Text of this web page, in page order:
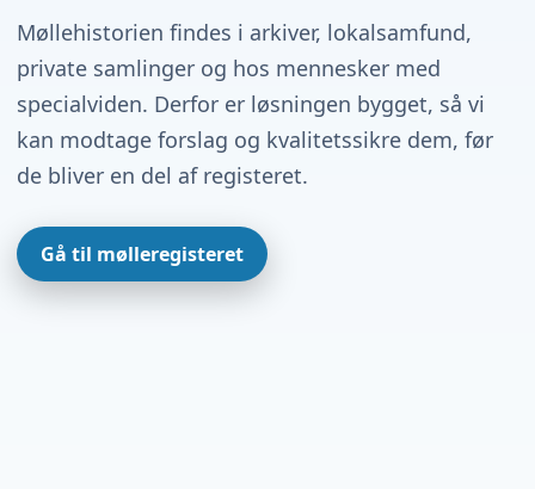
Møllehistorien findes i arkiver, lokalsamfund,
private samlinger og hos mennesker med
specialviden. Derfor er løsningen bygget, så vi
kan modtage forslag og kvalitetssikre dem, før
de bliver en del af registeret.
Gå til mølleregisteret